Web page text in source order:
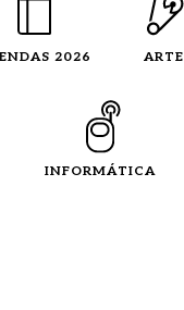
2026 ARTE
INFORMÁTICA